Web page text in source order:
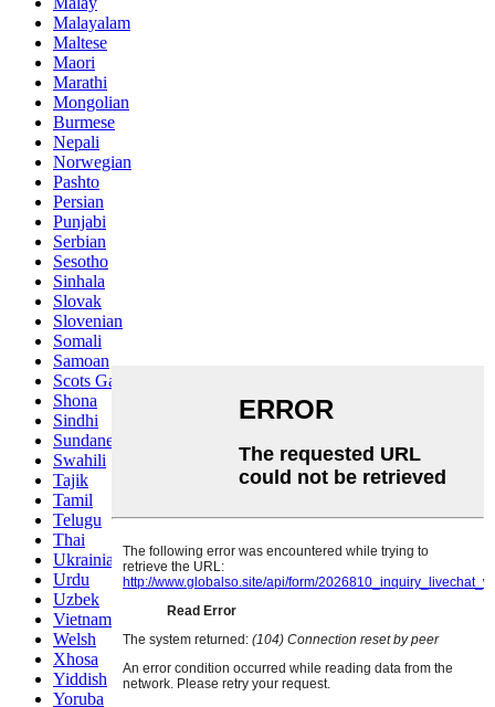
Malayalam
Maltese
Maori
Marathi
Mongolian
Burmese
Nepali
Norwegian
Pashto
Persian
Punjabi
Serbian
Sesotho
Sinhala
Slovak
Slovenian
Somali
Samoan
Scots Gaelic
Shona
Sindhi
Sundanese
Swahili
Tajik
Tamil
Telugu
Thai
Ukrainian
Urdu
Uzbek
Vietnamese
Welsh
Xhosa
Yiddish
Yoruba